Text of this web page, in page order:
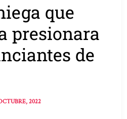
que
presionara
de
2022